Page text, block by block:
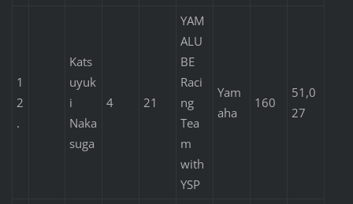
1
2
.
Kats
uyuk
i
Naka
suga
4 21
YAM
ALU
BE
Raci
ng
Tea
m
with
YSP
Yam
aha
160
51,0
27